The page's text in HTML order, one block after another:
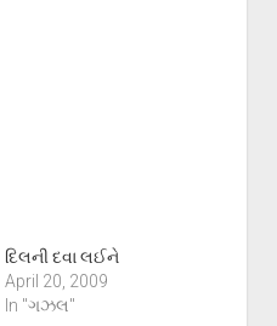
દિલની દવા લઈને
April 20, 2009
In "ગઝલ"